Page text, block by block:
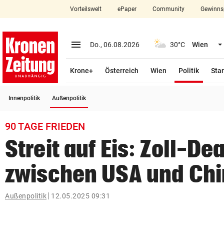
closeSchließen
account_circle Anmelden
arrow_right
search
Suchbegriff
eingeben
Vorteilswelt ePaper Community
menu Menü aufklappen
Do., 06.08.2026 30°C Wien
Krone+ Österreich Wien Politik
Innenpolitik Außenpolitik
90 TAGE FRIEDEN
Streit auf Eis: Zoll-
zwischen USA und
Außenpolitik 12.05.2025 09:31